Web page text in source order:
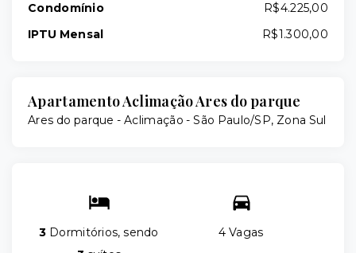
Condomínio
R$4.225,00
IPTU Mensal
R$1.300,00
Apartamento Aclimação Ares do parque
Ares do parque -Aclimação - São Paulo/SP, Zona Sul
3 Dormitórios, sendo
4 Vagas